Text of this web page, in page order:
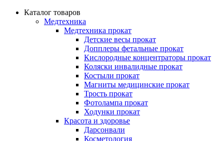
Каталог товаров
Медтехника
Медтехника прокат
Детские весы прокат
Допплеры фетальные прокат
Кислородные концентраторы прокат
Коляски инвалидные прокат
Костыли прокат
Магниты медицинские прокат
Трость прокат
Фотолампа прокат
Ходунки прокат
Красота и здоровье
Дарсонвали
Косметология